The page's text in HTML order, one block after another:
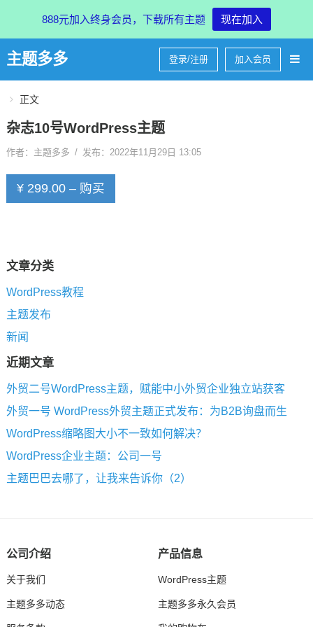
主题多多 登录/注册 加入会员
正文
杂志10号WordPress主题
作者：主题多多 / 发布：2022年11月29日 13:05
¥ 299.00 – 购买
文章分类
WordPress教程
主题发布
新闻
近期文章
外贸二号WordPress主题，赋能中小外贸企业独立站获客
外贸一号 WordPress外贸主题正式发布：为B2B询盘而生
WordPress缩略图大小不一致如何解决？
WordPress企业主题：公司一号
主题巴巴去哪了，让我来告诉你（2）
公司介绍
关于我们
主题多多动态
产品信息
WordPress主题
主题多多永久会员
888元加入终身会员，下载所有主题 现在加入